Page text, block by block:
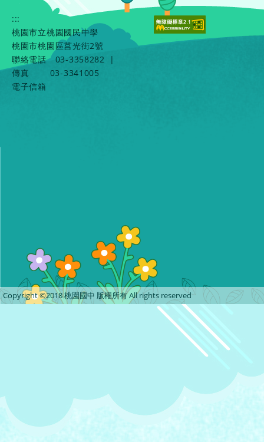
:::
桃園市立桃園國民中學
桃園市桃園區莒光街2號
聯絡電話
03-3358282
|
傳真
03-3341005
電子信箱
Copyright ©2018 桃園國中 版權所有 All rights reserved